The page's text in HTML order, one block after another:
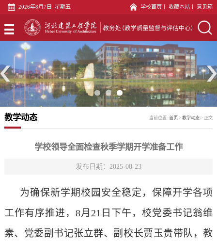
页
专
建
科
务
教
文
践
教
中
心
量
管
科
言
文
党
建
2026年8月7日 星期五 学校首页 收藏本站 意见箱
教学动态 当前位置:首页 >教学动态 > 正文
学校领导全面检查秋季学期开学准备工作
发布日期：2025-08-23
为确保新学期校园安全稳定，保障开学各项
工作有序推进，8月21日下午，校党委书记翁维
素、党委副书记张立群、副校长贾玉贵带队，教